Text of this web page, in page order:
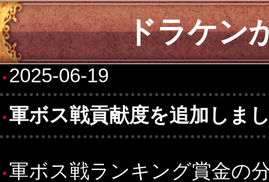
ドラケン
2025-06-19
軍ボス戦貢献度を追加しま
軍ボス戦ランキング賞金の